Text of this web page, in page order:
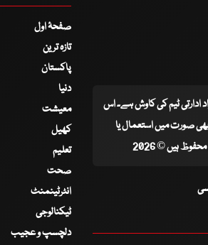
ادارتی ٹیم کی کاوش ہے۔ اس
صورت میں استعمال یا
ہیں © 2026
صفحۂ اول
تازہ ترین
پاکستان
دنیا
معیشت
کھیل
تعلیم
صحت
انٹرٹینمنٹ
ٹیکنالوجی
دلچسپ و عجیب